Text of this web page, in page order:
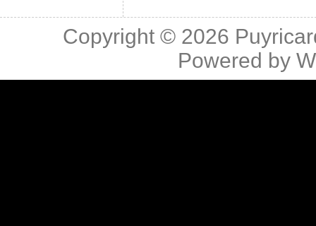
Copyright © 2026
Powered by